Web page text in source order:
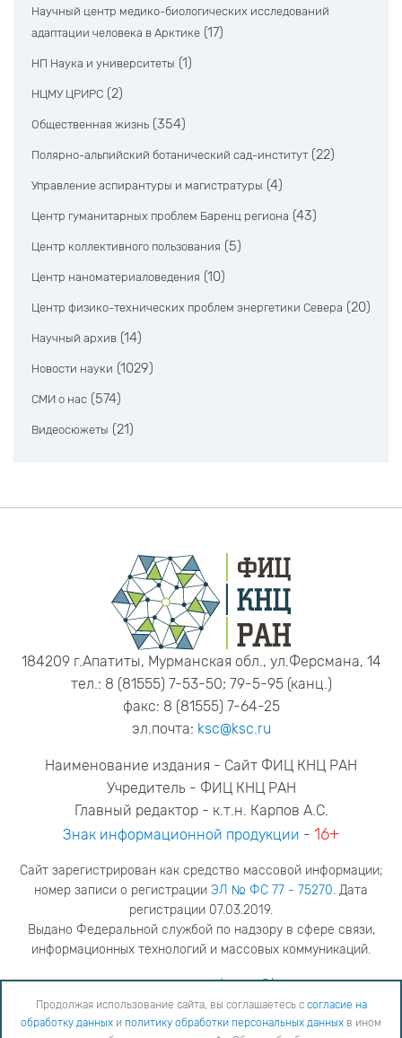
Научный центр медико-биологических исследований
адаптации человека в Арктике (17)
НП Наука и университеты (1)
НЦМУ ЦРИРС (2)
Общественная жизнь (354)
Полярно-альпийский ботанический сад-институт (22)
Управление аспирантуры и магистратуры (4)
Центр гуманитарных проблем Баренц региона (43)
Центр коллективного пользования (5)
Центр наноматериаловедения (10)
Центр физико-технических проблем энергетики Севера (20)
Научный архив (14)
Новости науки (1029)
СМИ о нас (574)
Видеосюжеты (21)
184209 г.Апатиты, Мурманская обл., ул.Ферсмана, 14
тел.: 8 (81555) 7-53-50; 79-5-95 (канц.)
факс: 8 (81555) 7-64-25
эл.почта: ksc@ksc.ru
Наименование издания - Сайт ФИЦ КНЦ РАН
Учредитель - ФИЦ КНЦ РАН
Главный редактор - к.т.н. Карпов А.С.
Знак информационной продукции - 16+
Сайт зарегистрирован как средство массовой информации;
номер записи о регистрации ЭЛ № ФС 77 - 75270. Дата
регистрации 07.03.2019.
Выдано Федеральной службой по надзору в сфере связи,
информационных технологий и массовых коммуникаций.
адрес редакцииya.stogova@ksc.ru
телефон редакции81555-79-516
Продолжая использование сайта, вы соглашаетесь с согласие на обработку данных
Продолжая использование сайта, вы соглашаетесь с согласие на
обработку данных и политику обработки персональных данных в ином